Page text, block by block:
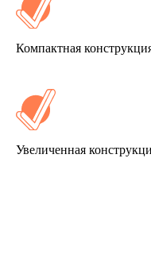
Компактная
Увеличенная